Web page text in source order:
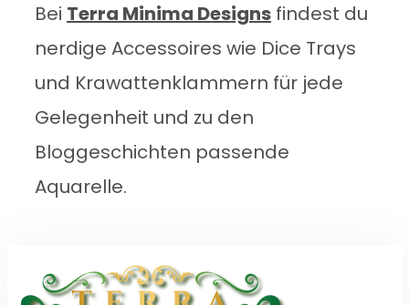
Bei Terra Minima Designs findest du
nerdige Accessoires wie Dice Trays
und Krawattenklammern für jede
Gelegenheit und zu den
Bloggeschichten passende
Aquarelle.